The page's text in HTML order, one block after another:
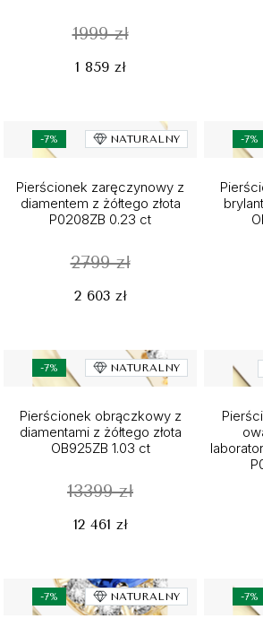
1999 zł
1 859 zł
-7% NATURALNY
Pierścionek zaręczynowy z
diamentem z żółtego złota
P0208ZB 0.23 ct
2799 zł
2 603 zł
-7%
-7% NATURALNY
Pierścionek obrączkowy z
diamentami z żółtego złota
OB925ZB 1.03 ct
13399 zł
12 461 zł
-7% NATURALNY -7%